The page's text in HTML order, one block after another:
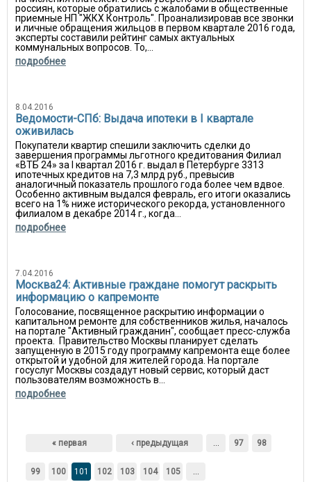
россиян, которые обратились с жалобами в общественные
приемные НП "ЖКХ Контроль". Проанализировав все звонки
и личные обращения жильцов в первом квартале 2016 года,
эксперты составили рейтинг самых актуальных
коммунальных вопросов. То,...
подробнее
8.04.2016
Ведомости-СПб: Выдача ипотеки в I квартале
оживилась
Покупатели квартир спешили заключить сделки до
завершения программы льготного кредитования Филиал
«ВТБ 24» за I квартал 2016 г. выдал в Петербурге 3313
ипотечных кредитов на 7,3 млрд руб., превысив
аналогичный показатель прошлого года более чем вдвое.
Особенно активным выдался февраль, его итоги оказались
всего на 1% ниже исторического рекорда, установленного
филиалом в декабре 2014 г., когда...
подробнее
7.04.2016
Москва24: Активные граждане помогут раскрыть
информацию о капремонте
Голосование, посвященное раскрытию информации о
капитальном ремонте для собственников жилья, началось
на портале "Активный гражданин", сообщает пресс-служба
проекта. Правительство Москвы планирует сделать
запущенную в 2015 году программу капремонта еще более
открытой и удобной для жителей города. На портале
госуслуг Москвы создадут новый сервис, который даст
пользователям возможность в...
подробнее
Страницы
« первая ‹ предыдущая … 97 98
99 100 101 102 103 104 105 …